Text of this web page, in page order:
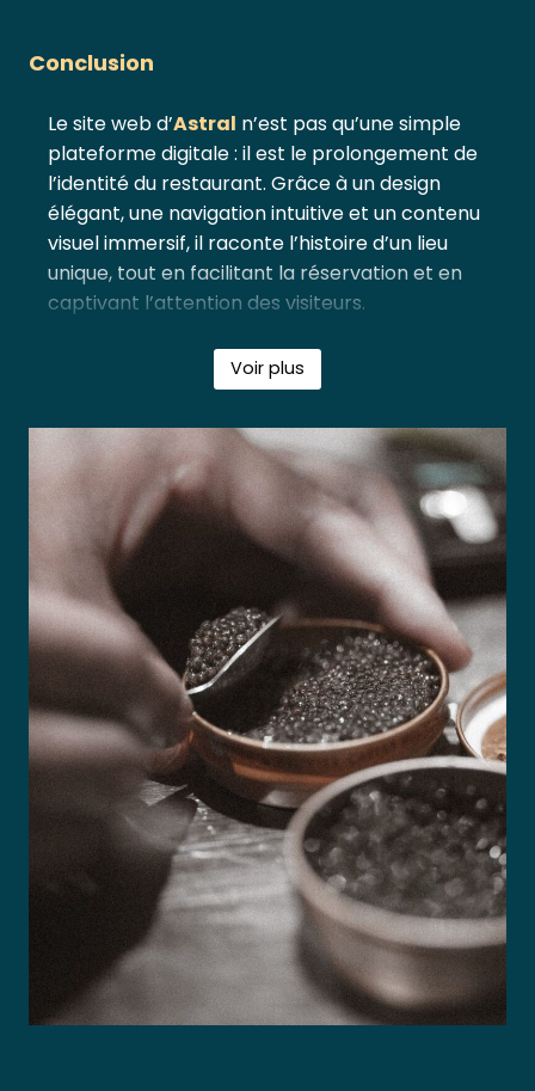
Conclusion
Le site web d’Astral n’est pas qu’une simple
plateforme digitale : il est le prolongement de
l’identité du restaurant. Grâce à un design
élégant, une navigation intuitive et un contenu
visuel immersif, il raconte l’histoire d’un lieu
unique, tout en facilitant la réservation et en
captivant l’attention des visiteurs.
En traduisant l’univers d’Astral
projet digital contribue à positionner le
restaurant comme une étoile montante de la
gastronomie lyonnaise, prêt à séduire les
épicuriens locaux et les voyageurs curieux.
Avec cette vitrine,Astral
dispose d’un outil
puissant pour rayonner et s’imposer dans
l’univers exigeant de la haute cuisine.
Voir plus